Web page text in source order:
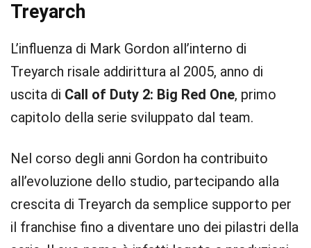
Treyarch
L’influenza di Mark Gordon all’interno di
Treyarch risale addirittura al 2005, anno di
uscita di Call of Duty 2: Big Red One, primo
capitolo della serie sviluppato dal team.
Nel corso degli anni Gordon ha contribuito
all’evoluzione dello studio, partecipando alla
crescita di Treyarch da semplice supporto per
il franchise fino a diventare uno dei pilastri della